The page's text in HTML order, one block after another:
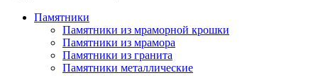
Памятники
Памятники из мраморной крошки
Памятники из мрамора
Памятники из гранита
Памятники металлические